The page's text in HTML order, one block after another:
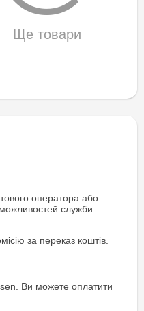
Ще товари
оператора або
служби
за переказ коштів.
Ви можете оплатити